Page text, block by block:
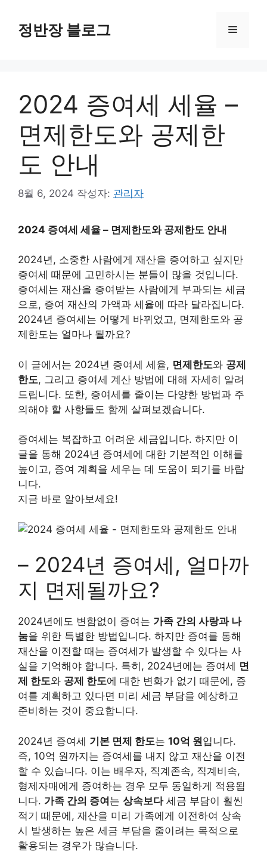
정반장 블로그 메
2024 증여세 세율 –
면제한도와 공제한
도 안내
8월 6, 2024 작성자: 관리자
2024 증여세 세율 – 면제한도와 공제한도 안내
2024년, 소중한 사람에게 재산을 증여하고 싶지만
증여세 때문에 고민하시는 분들이 많을 것입니다.
증여세는 재산을 증여받는 사람에게 부과되는 세금
으로, 증여 재산의 가액과 세율에 따라 달라집니다.
2024년 증여세는 어떻게 바뀌었고, 면제한도와 공
제한도는 얼마나 될까요?
이 글에서는 2024년 증여세 세율, 면제한도와 공제
한도, 그리고 증여세 계산 방법에 대해 자세히 알려
드립니다. 또한, 증여세를 줄이는 다양한 방법과 주
의해야 할 사항들도 함께 살펴보겠습니다.
증여세는 복잡하고 어려운 세금입니다. 하지만 이
글을 통해 2024년 증여세에 대한 기본적인 이해를
높이고, 증여 계획을 세우는 데 도움이 되기를 바랍
니다.
지금 바로 알아보세요!
– 2024년 증여세, 얼마까
지 면제될까요?
2024년에도 변함없이 증여는 가족 간의 사랑과 나
눔을 위한 특별한 방법입니다. 하지만 증여를 통해
재산을 이전할 때는 증여세가 발생할 수 있다는 사
실을 기억해야 합니다. 특히, 2024년에는 증여세 면
제 한도와 공제 한도에 대한 변화가 없기 때문에, 증
여를 계획하고 있다면 미리 세금 부담을 예상하고
준비하는 것이 중요합니다.
2024년 증여세 기본 면제 한도는 10억 원입니다.
즉, 10억 원까지는 증여세를 내지 않고 재산을 이전
할 수 있습니다. 이는 배우자, 직계존속, 직계비속,
형제자매에게 증여하는 경우 모두 동일하게 적용됩
니다. 가족 간의 증여는 상속보다세금 부담이 훨씬
적기 때문에, 재산을 미리 가족에게 이전하여 상속
시 발생하는 높은 세금 부담을 줄이려는 목적으로
활용되는 경우가 많습니다.